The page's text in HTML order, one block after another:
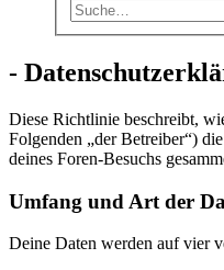
-
Diese Richtlinie beschreibt,
Folgenden „der Betreiber“)
deines Foren-Besuchs
Umfang und Art der
Deine Daten werden auf vier